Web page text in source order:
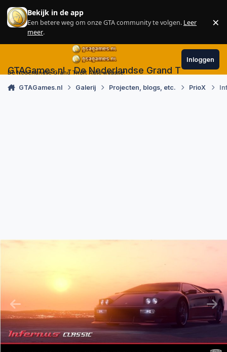
Skip to content
Bekijk in de app
Een betere weg om onze GTA community te volgen. Leer
meer.
×
GTAGames.nl - De Nederlandse Grand Theft Auto
De Nederlandse Grand Theft Auto website!
Inloggen
GTAGames.nl Galerij Projecten, blogs, etc. PrioX